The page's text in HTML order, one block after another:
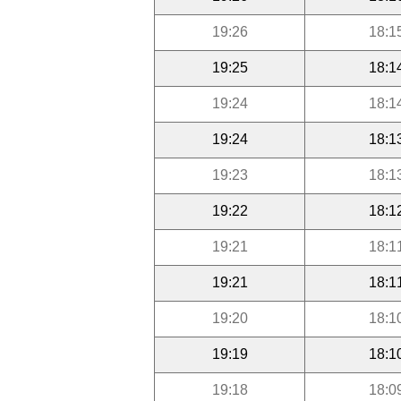
19:26
19:25
19:24
19:24
19:23
19:22
19:21
19:21
19:20
19:19
19:18